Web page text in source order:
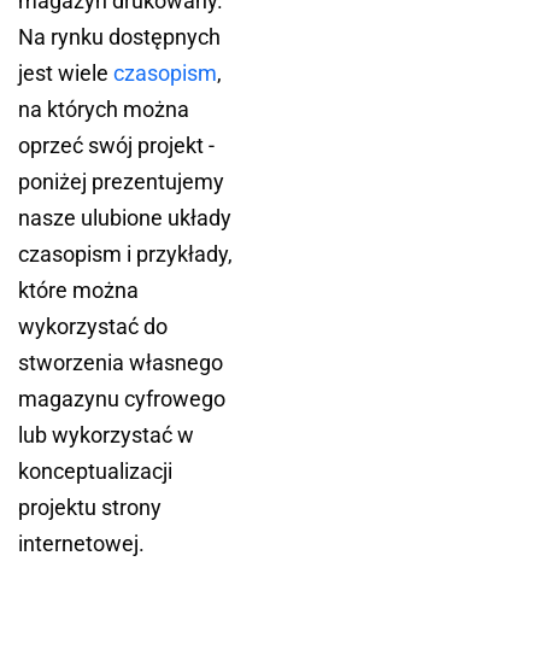
Na rynku dostępnych
jest wiele czasopism,
na których można
oprzeć swój projekt -
poniżej prezentujemy
nasze ulubione układy
czasopism i przykłady,
które można
wykorzystać do
stworzenia własnego
magazynu cyfrowego
lub wykorzystać w
konceptualizacji
projektu strony
internetowej.